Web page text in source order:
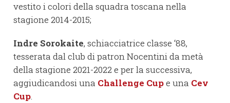
vestito i colori della squadra toscana nella
stagione 2014-2015;
Indre Sorokaite, schiacciatrice classe ‘88,
tesserata dal club di patron Nocentini da metà
della stagione 2021-2022 e per la successiva,
aggiudicandosi una Challenge Cupe una Cev
Cup.